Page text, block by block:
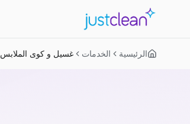
الرئيسية الخدمات غسيل و كوى الملابس